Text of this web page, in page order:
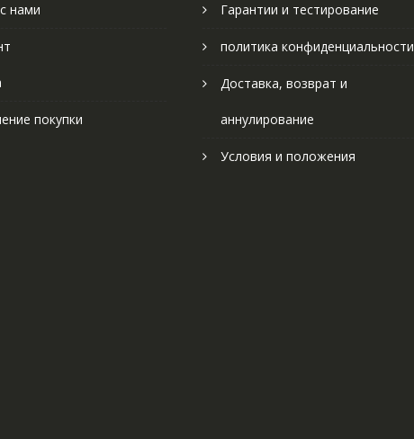
нами
покупки
Гарантии и тестирование
политика конфиденциальности
Доставка, возврат и
аннулирование
Условия и положения